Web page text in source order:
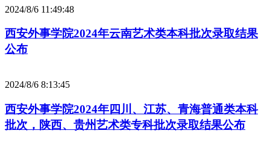
2024/8/6 11:49:48
西安外事学院2024年云南艺术类本科批次录取结果
公布
2024/8/6 8:13:45
西安外事学院2024年四川、江苏、青海普通类本科
批次，陕西、贵州艺术类专科批次录取结果公布